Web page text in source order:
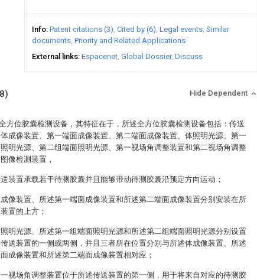
Info Patent citations (3) Cited by (6) Legal events Similar
documents Priority and Related Applications
External links Espacenet Global Dossier Discuss
Hide Dependent
方位胶囊检测设备，其特征在于，所述全方位胶囊检测设备包括：传送
成像装置、第一端面成像装置、第二端面成像装置、体照明光源、第一
明光源、第二组端面照明光源、第一视场角调整装置和第二视场角调整
像检测装置，
装置承载若干待测胶囊并且能够带动待测胶囊沿预定方向运动；
像装置、所述第一端面成像装置和所述第二端面成像装置分别安装在所
置的上方；
明光源、所述第一组端面照明光源和所述第二组端面照明光源分别设置
送装置的一侧或两侧，并且三者所在位置分别与所述体成像装置、所述
成像装置和所述第二端面成像装置相对应；
视场角调整装置位于所述传送装置的第一侧，用于将来自对应的待测胶